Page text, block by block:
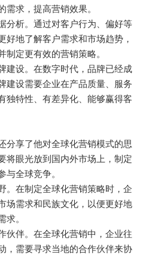
求，提高营销效果。
分析。通过对客户行为、偏好等
好地了解客户需求和市场趋势，
定更有效的营销策略。
建设。在数字时代，品牌已经成
建设需要企业在产品质量、服务
独特性、有差异化、能够赢得客
分享了他对全球化营销模式的思
将眼光放到国内外市场上，制定
全球竞争。
。在制定全球化营销策略时，企
场需求和民族文化，以便更好地
。
伙伴。在全球化营销中，企业往
，需要寻求当地的合作伙伴来协